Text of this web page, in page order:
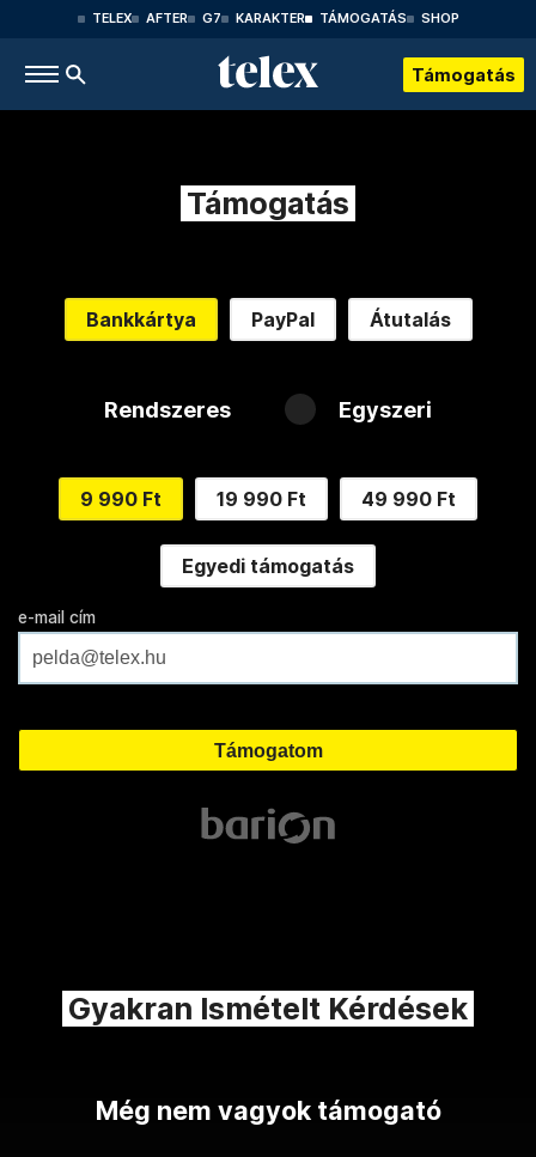
TELEX AFTER G7 KARAKTER TÁMOGATÁS SHOP
Támogatás
Támogatás
Bankkártya PayPal Átutalás
Rendszeres Egyszeri
9 990 Ft 19 990 Ft 49 990 Ft
Egyedi támogatás
e-mail cím
Gyakran Ismételt Kérdések
Még nem vagyok támogató